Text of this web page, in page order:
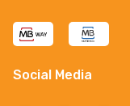
Social Media